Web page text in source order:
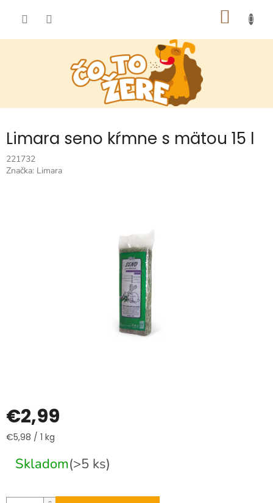
Limara seno kŕmne s mätou 15 l
221732
Značka: Limara
€2,99
Jednotková
€5,98 / 1 kg
Skladom(>5 ks)